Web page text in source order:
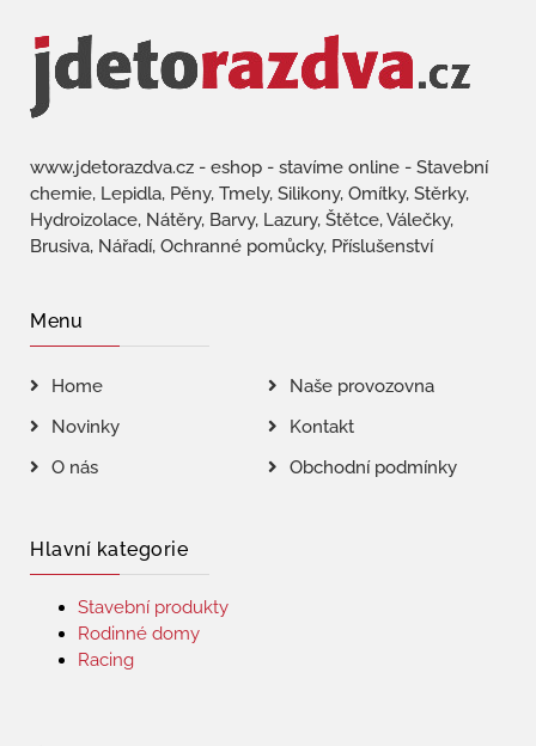
www.jdetorazdva.cz - eshop - stavíme online - Stavební
chemie, Lepidla, Pěny, Tmely, Silikony, Omítky, Stěrky,
Hydroizolace, Nátěry, Barvy, Lazury, Štětce, Válečky,
Brusiva, Nářadí, Ochranné pomůcky, Příslušenství
Menu
Home
Naše provozovna
Novinky
Kontakt
O nás
Obchodní podmínky
Hlavní kategorie
Stavební produkty
Rodinné domy
Racing